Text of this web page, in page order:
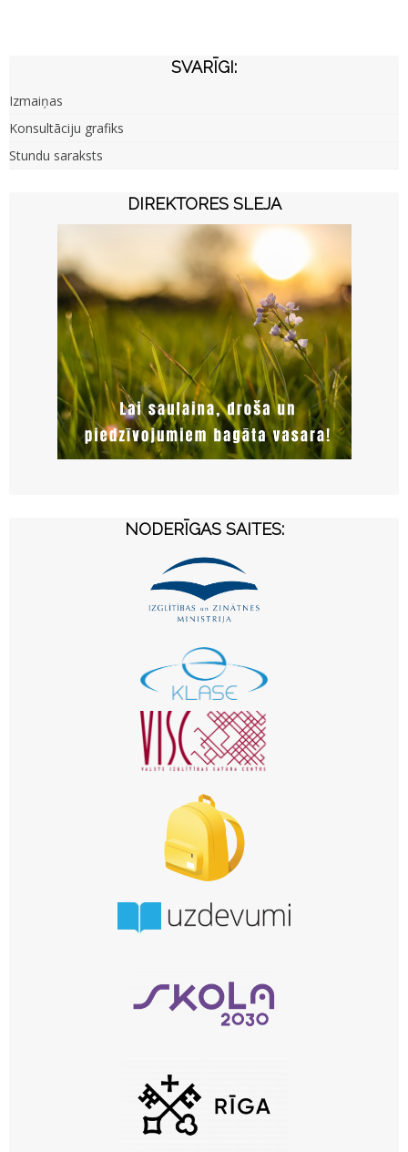
SVARĪGI:
Izmaiņas
Konsultāciju grafiks
Stundu saraksts
DIREKTORES SLEJA
NODERĪGAS SAITES: